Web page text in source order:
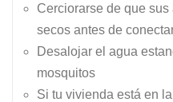
Cerciorarse de que
secos antes de
Desalojar el agua
mosquitos
Si tu vivienda está en